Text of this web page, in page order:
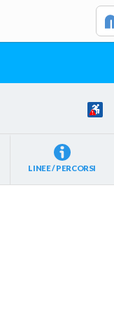
LINEE / PERCORSI